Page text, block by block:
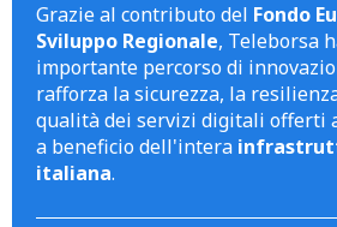
Grazie al contributo del Fondo
Sviluppo Regionale, Teleborsa
importante percorso di
rafforza la sicurezza, la
qualità dei servizi digitali
a beneficio dell'intera
italiana.